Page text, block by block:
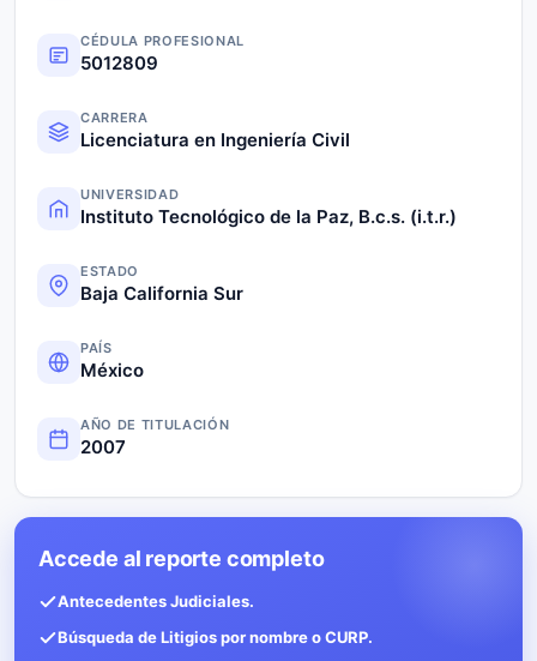
CÉDULA PROFESIONAL
5012809
CARRERA
Licenciatura en Ingeniería Civil
UNIVERSIDAD
Instituto Tecnológico de la Paz, B.c.s. (i.t.r.)
ESTADO
Baja California Sur
PAÍS
México
AÑO DE TITULACIÓN
2007
Accede al reporte completo
Antecedentes Judiciales.
Búsqueda de Litigios por nombre o CURP.